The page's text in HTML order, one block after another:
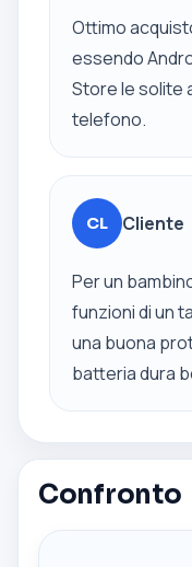
Ottimo
essendo
Store le solite
telefono.
CL Cliente
Per un
funzioni di un
una buona
batteria dura
Confronto